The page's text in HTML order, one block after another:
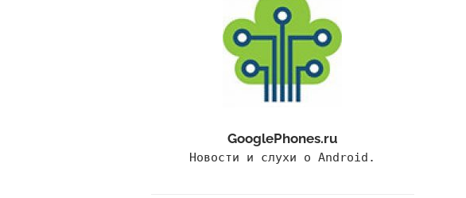
GooglePhones.ru
Новости и слухи о Android.